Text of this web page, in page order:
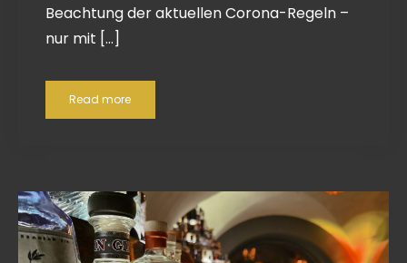
Beachtung der aktuellen Corona-Regeln –
nur mit […]
Read more